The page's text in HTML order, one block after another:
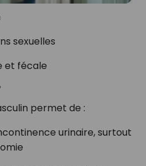
sexuelles
et fécale
permet de :
urinaire, surtout